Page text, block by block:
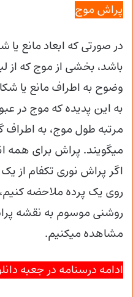
پراش موج
در صورتی که ابعاد مانع
باشد، بخشی از موج که از
وضوح به اطراف مانع یا
به این پدیده که موج در
مرتبه طول موج، به
میگویند. پراش برای همه
اگر پراش نوری تکفام از
روی یک پرده ملاحضه
روشنی موسوم به نقشه
مشاهده میکنیم.
ادامه درسنامه در جعبه